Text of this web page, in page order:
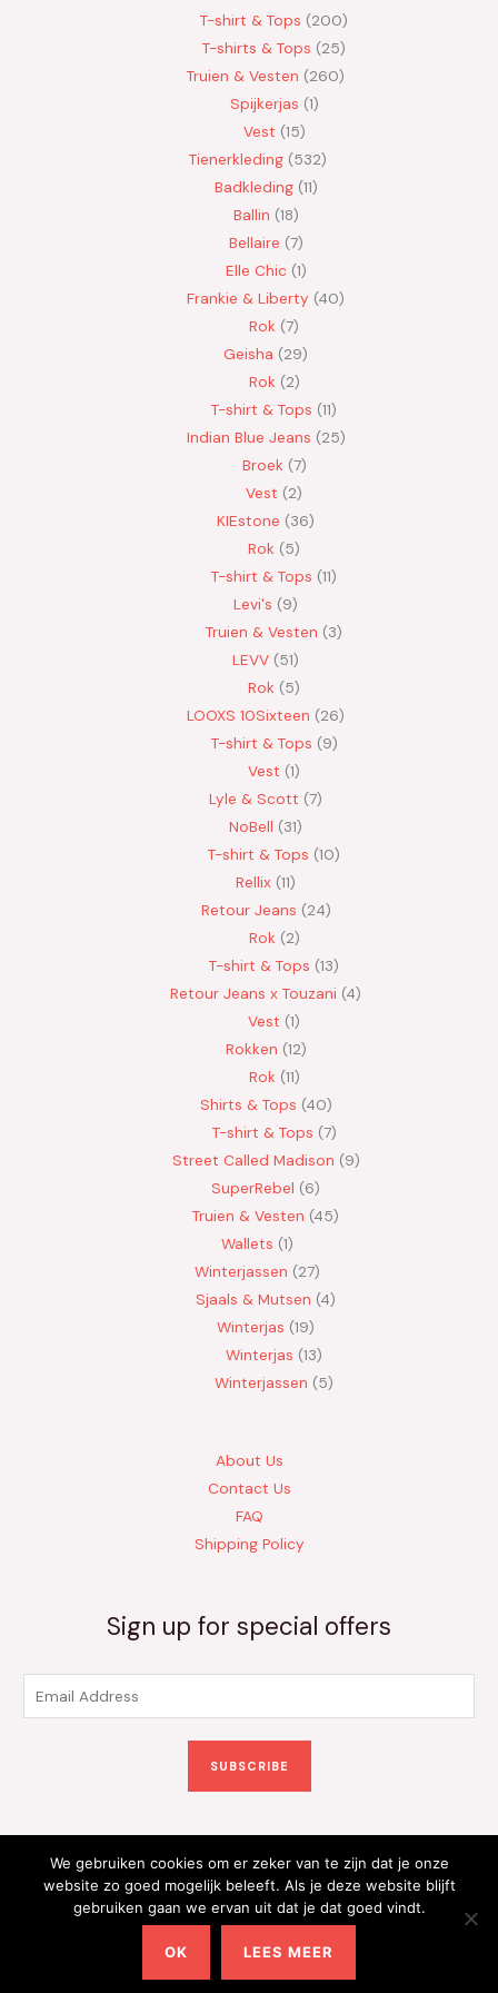
T-shirt & Tops
200
T-shirts & Tops
25
Truien & Vesten
260
Spijkerjas 1
Vest 15
Tienerkleding 532
Badkleding 11
Ballin 18
Bellaire 7
Elle Chic 1
Frankie & Liberty 40
Rok 7
Geisha
29
Rok 2
T-shirt & Tops 11
Indian Blue Jeans 25
Broek 7
Vest
2
KIEstone
36
Rok 5
T-shirt & Tops 11
Levi's
9
Truien & Vesten
3
LEVV 51
Rok 5
LOOXS 10Sixteen
26
T-shirt & Tops 9
Vest 1
Lyle & Scott 7
NoBell
31
T-shirt & Tops 10
Rellix 11
Retour Jeans 24
Rok 2
T-shirt & Tops 13
Retour Jeans x Touzani 4
Vest 1
Rokken 12
Rok 11
Shirts & Tops 40
T-shirt & Tops 7
Street Called Madison 9
SuperRebel
6
Truien & Vesten 45
Wallets 1
Winterjassen
27
Sjaals & Mutsen 4
Winterjas 19
Winterjas 13
Winterjassen
5
About Us
Contact Us
FAQ
Shipping Policy
Sign up for special offers
m
SUBSCRIBE
Copyright © 2026 Kinderkleding Onlineshop | Powered by
Kinderkleding Onlineshop
We gebruiken cookies om er zeker van te zijn dat je onze
website zo goed mogelijk beleeft. Als je deze website blijft
gebruiken gaan we ervan uit dat je dat goed vindt.
OK LEES MEER